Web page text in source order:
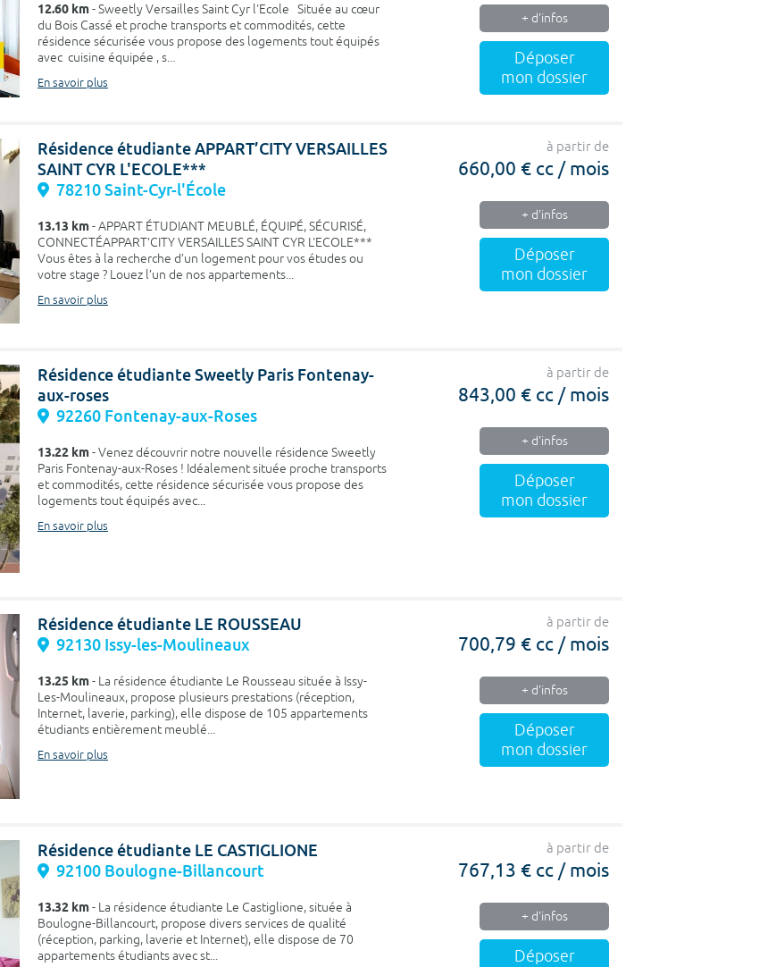
12.60 km- Sweetly Versailles Saint Cyr l'Ecole Située au cœur
du Bois Cassé et proche transports et commodités, cette
résidence sécurisée vous propose des logements tout équipés
avec cuisine équipée , s...
En savoir plus
+ d'infos
Déposer
mon dossier
Résidence étudiante APPART’CITY VERSAILLES
SAINT CYR L'ECOLE***
78210 Saint-Cyr-l'École
13.13 km- APPART ÉTUDIANT MEUBLÉ, ÉQUIPÉ, SÉCURISÉ,
CONNECTÉAPPART’CITY VERSAILLES SAINT CYR L'ECOLE***
Vous êtes à la recherche d’un logement pour vos études ou
votre stage ? Louez l’un de nos appartements...
En savoir plus
à partir de
660,00 € cc / mois
+ d'infos
Déposer
mon dossier
Résidence étudiante Sweetly Paris Fontenay-
aux-roses
92260 Fontenay-aux-Roses
13.22 km- Venez découvrir notre nouvelle résidence Sweetly
Paris Fontenay-aux-Roses ! Idéalement située proche transports
et commodités, cette résidence sécurisée vous propose des
logements tout équipés avec...
En savoir plus
à partir de
843,00 € cc / mois
+ d'infos
Déposer
mon dossier
Résidence étudiante LE ROUSSEAU
92130 Issy-les-Moulineaux
13.25 km- La résidence étudiante Le Rousseau située à Issy-
Les-Moulineaux, propose plusieurs prestations (réception,
Internet, laverie, parking), elle dispose de 105 appartements
étudiants entièrement meublé...
En savoir plus
à partir de
700,79 € cc / mois
+ d'infos
Déposer
mon dossier
Résidence étudiante LE CASTIGLIONE
92100 Boulogne-Billancourt
13.32 km- La résidence étudiante Le Castiglione, située à
Boulogne-Billancourt, propose divers services de qualité
(réception, parking, laverie et Internet), elle dispose de 70
appartements étudiants avec st...
à partir de
767,13 € cc / mois
+ d'infos
Déposer